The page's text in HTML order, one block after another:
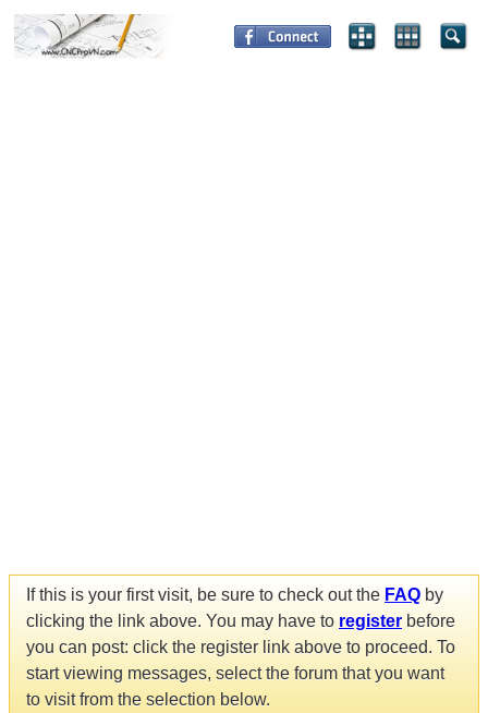
If this is your first visit, be sure to check out the FAQ by
clicking the link above. You may have to register before
you can post: click the register link above to proceed. To
start viewing messages, select the forum that you want
to visit from the selection below.